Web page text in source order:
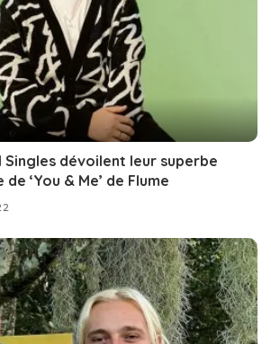
dévoilent leur superbe
‘You & Me’ de Flume